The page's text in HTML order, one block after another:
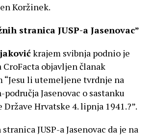
Koržinek.
stranica JUSP-a Jasenovac”
krajem svibnja podnio je
objavljen članak
“Jesu li utemeljene tvrdnje na
Jasenovac o sastanku
Hrvatske 4. lipnja 1941.?”.
JUSP-a Jasenovac da je na